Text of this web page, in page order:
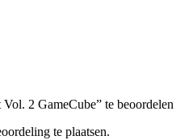
2 GameCube” te beoordelen
te plaatsen.